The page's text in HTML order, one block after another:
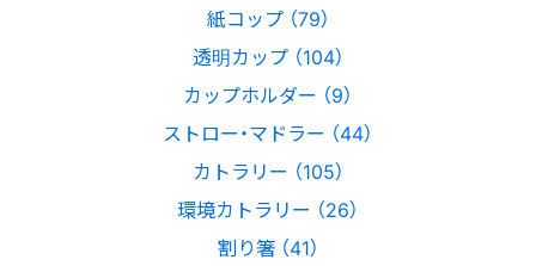
紙コップ （79）
透明カップ （104）
カップホルダー （9）
ストロー・マドラー （44）
カトラリー （105）
環境カトラリー （26）
割り箸 （41）